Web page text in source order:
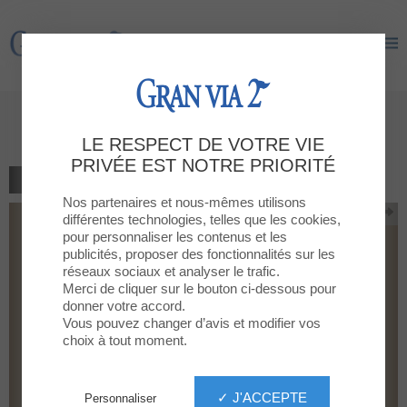
Gran Via 2
LE RESPECT DE VOTRE VIE
PRIVÉE EST NOTRE PRIORITÉ
Nos partenaires et nous-mêmes utilisons
différentes technologies, telles que les cookies,
pour personnaliser les contenus et les
publicités, proposer des fonctionnalités sur les
réseaux sociaux et analyser le trafic.
Merci de cliquer sur le bouton ci-dessous pour
donner votre accord.
Vous pouvez changer d’avis et modifier vos
choix à tout moment.
✓ J'ACCEPTE
Personnaliser